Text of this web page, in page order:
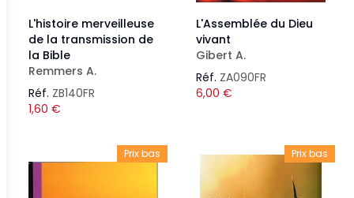
L'histoire merveilleuse
de la transmission de
la Bible
Remmers A.
Réf. ZB140FR
1,60 €
L'Assemblée du Dieu
vivant
Gibert A.
Réf. ZA090FR
6,00 €
Prix bas Prix bas